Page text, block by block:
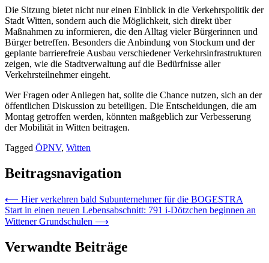
Die Sitzung bietet nicht nur einen Einblick in die Verkehrspolitik der
Stadt Witten, sondern auch die Möglichkeit, sich direkt über
Maßnahmen zu informieren, die den Alltag vieler Bürgerinnen und
Bürger betreffen. Besonders die Anbindung von Stockum und der
geplante barrierefreie Ausbau verschiedener Verkehrsinfrastrukturen
zeigen, wie die Stadtverwaltung auf die Bedürfnisse aller
Verkehrsteilnehmer eingeht.
Wer Fragen oder Anliegen hat, sollte die Chance nutzen, sich an der
öffentlichen Diskussion zu beteiligen. Die Entscheidungen, die am
Montag getroffen werden, könnten maßgeblich zur Verbesserung
der Mobilität in Witten beitragen.
Tagged ÖPNV, Witten
Beitragsnavigation
⟵ Hier verkehren bald Subunternehmer für die BOGESTRA
Start in einen neuen Lebensabschnitt: 791 i-Dötzchen beginnen an
Wittener Grundschulen ⟶
Verwandte Beiträge